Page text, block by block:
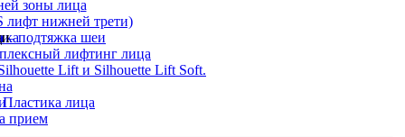
зоны лица
лифт нижней трети)
– подтяжка шеи
лифтинг лица
Lift и Silhouette Lift Soft.
лица
прием